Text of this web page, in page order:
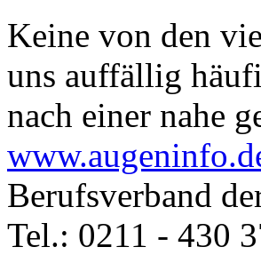
Keine von den
uns auffällig
nach einer nahe
Berufsverband
Tel.: 0211 - 430